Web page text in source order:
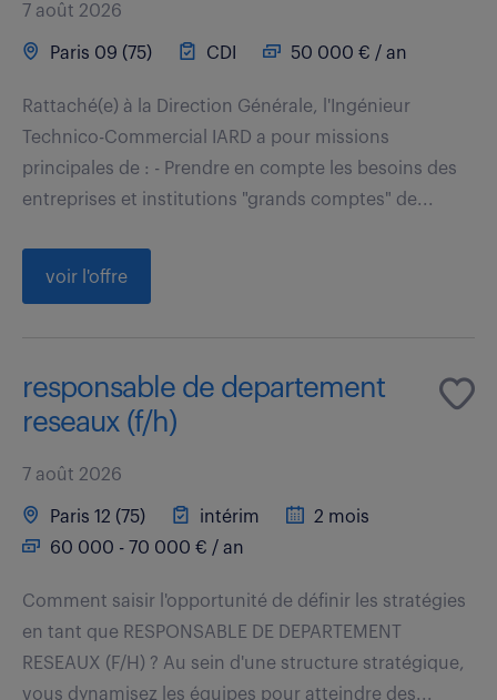
7 août 2026
Paris 09 (75) CDI 50 000 € / an
Rattaché(e) à la Direction Générale, l'Ingénieur
Technico-Commercial IARD a pour missions
principales de : - Prendre en compte les besoins des
entreprises et institutions "grands comptes" de...
voir l'offre
responsable de departement
reseaux (f/h)
7 août 2026
Paris 12 (75) intérim
2 mois
60 000 - 70 000 € / an
Comment saisir l'opportunité de définir les stratégies
en tant que RESPONSABLE DE DEPARTEMENT
RESEAUX (F/H) ? Au sein d'une structure stratégique,
vous dynamisez les équipes pour atteindre des...